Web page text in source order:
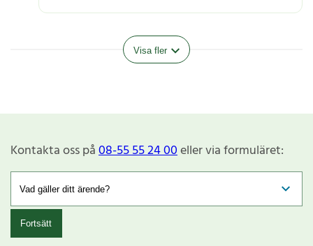
Visa fler
Kontakta oss på08-55 55 24 00eller via formuläret:
Fortsätt